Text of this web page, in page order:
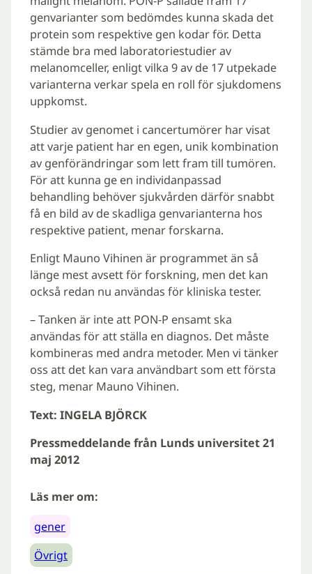
genvarianter som bedömdes kunna skada det
protein som respektive gen kodar för. Detta
stämde bra med laboratoriestudier av
melanomceller, enligt vilka 9 av de 17 utpekade
varianterna verkar spela en roll för sjukdomens
uppkomst.
Studier av genomet i cancertumörer har visat
att varje patient har en egen, unik kombination
av genförändringar som lett fram till tumören.
För att kunna ge en individanpassad
behandling behöver sjukvården därför snabbt
få en bild av de skadliga genvarianterna hos
respektive patient, menar forskarna.
Enligt Mauno Vihinen är programmet än så
länge mest avsett för forskning, men det kan
också redan nu användas för kliniska tester.
– Tanken är inte att PON-P ensamt ska
användas för att ställa en diagnos. Det måste
kombineras med andra metoder. Men vi tänker
oss att det kan vara användbart som ett första
steg, menar Mauno Vihinen.
Text: INGELA BJÖRCK
Pressmeddelande från Lunds universitet 21
maj 2012
Läs mer om:
gener
Övrigt